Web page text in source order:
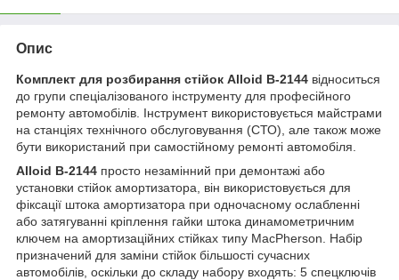
Опис
Комплект для розбирання стійок Alloid B-2144 відноситься
до групи спеціалізованого інструменту для професійного
ремонту автомобілів. Інструмент використовується майстрами
на станціях технічного обслуговування (СТО), але також може
бути використаний при самостійному ремонті автомобіля.
Alloid B-2144 просто незамінний при демонтажі або
установки стійок амортизатора, він використовується для
фіксації штока амортизатора при одночасному ослабленні
або затягуванні кріплення гайки штока динамометричним
ключем на амортизаційних стійках типу MacPherson. Набір
призначений для заміни стійок більшості сучасних
автомобілів, оскільки до складу набору входять: 5 спецключів